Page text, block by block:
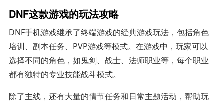
DNF这款游戏的玩法攻略
DNF手机游戏继承了终端游戏的经典游戏玩法，包括角色
培训、副本任务、PVP游戏等模式。在游戏中，玩家可以
选择不同的角色，如鬼剑、战士、法师职业等，每个职业
都有独特的专业技能战斗模式。
除了主线，还有大量的情节任务和日常主题活动，帮助玩